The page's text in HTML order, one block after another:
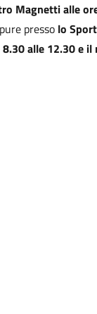
Magnetti alle
presso lo
alle 12.30 e